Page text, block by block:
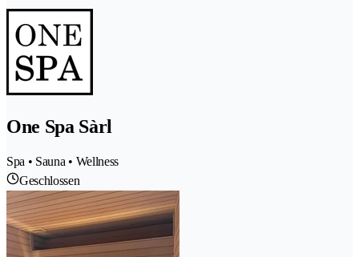
One Spa Sàrl
Spa • Sauna • Wellness
Geschlossen